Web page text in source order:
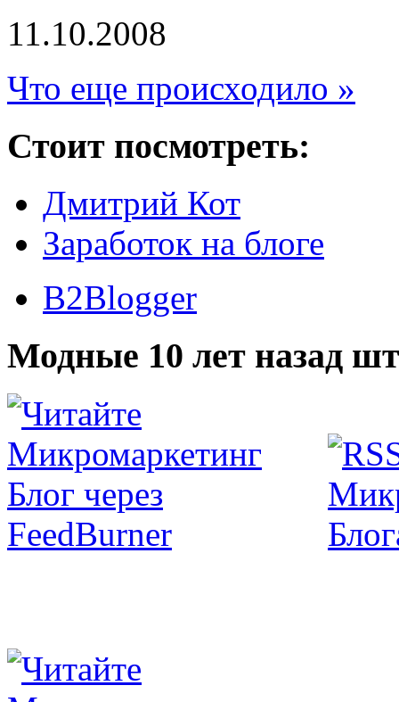
11.10.2008
Что еще происходило »
Стоит посмотреть:
Дмитрий Кот
Заработок на блоге
B2Blogger
Модные 10 лет назад